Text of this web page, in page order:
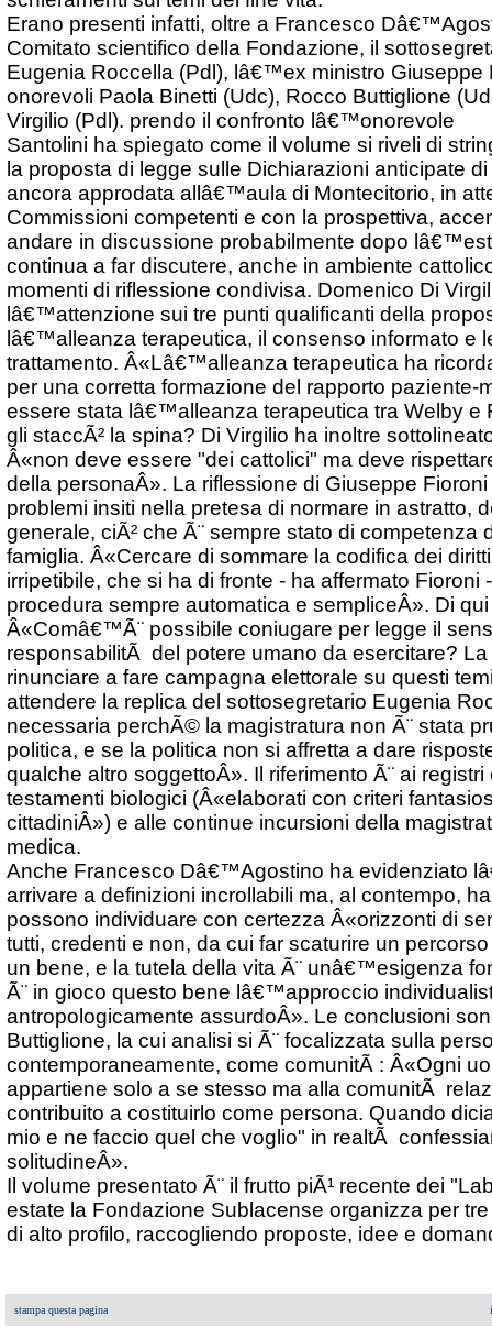
Erano presenti infatti, oltre a Francesco
Comitato scientifico della Fondazione, il
Eugenia Roccella (Pdl), lâ€™ex ministro Giuseppe
onorevoli Paola Binetti (Udc), Rocco Buttiglione
Virgilio (Pdl). prendo il confronto lâ€™onorevole
Santolini ha spiegato come il volume si riveli di
la proposta di legge sulle Dichiarazioni anticipate
ancora approdata allâ€™aula di Montecitorio, in
Commissioni competenti e con la prospettiva,
andare in discussione probabilmente dopo
continua a far discutere, anche in ambiente
momenti di riflessione condivisa. Domenico Di
lâ€™attenzione sui tre punti qualificanti della
lâ€™alleanza terapeutica, il consenso informato e
trattamento. Â«Lâ€™alleanza terapeutica ha
per una corretta formazione del rapporto paziente-
essere stata lâ€™alleanza terapeutica tra Welby e
gli staccÃ² la spina? Di Virgilio ha inoltre
Â«non deve essere "dei cattolici" ma deve
della personaÂ». La riflessione di Giuseppe Fioroni
problemi insiti nella pretesa di normare in astratto,
generale, ciÃ² che Ã¨ sempre stato di competenza
famiglia. Â«Cercare di sommare la codifica dei
irripetibile, che si ha di fronte - ha affermato Fioroni
procedura sempre automatica e sempliceÂ». Di
Â«Comâ€™Ã¨ possibile coniugare per legge il
responsabilitÃ del potere umano da esercitare?
rinunciare a fare campagna elettorale su questi
attendere la replica del sottosegretario Eugenia
necessaria perchÃ© la magistratura non Ã¨ stata
politica, e se la politica non si affretta a dare
qualche altro soggettoÂ». Il riferimento Ã¨ ai
testamenti biologici (Â«elaborati con criteri
cittadiniÂ») e alle continue incursioni della
medica.
Anche Francesco Dâ€™Agostino ha evidenziato
arrivare a definizioni incrollabili ma, al contempo,
possono individuare con certezza Â«orizzonti di
tutti, credenti e non, da cui far scaturire un
un bene, e la tutela della vita Ã¨ unâ€™esigenza
Ã¨ in gioco questo bene lâ€™approccio
antropologicamente assurdoÂ». Le conclusioni
Buttiglione, la cui analisi si Ã¨ focalizzata sulla
contemporaneamente, come comunitÃ : Â«Ogni
appartiene solo a se stesso ma alla comunitÃ
contribuito a costituirlo come persona. Quando
mio e ne faccio quel che voglio" in realtÃ
solitudineÂ».
Il volume presentato Ã¨ il frutto piÃ¹ recente dei
estate la Fondazione Sublacense organizza per
di alto profilo, raccogliendo proposte, idee e
stampa questa pagina